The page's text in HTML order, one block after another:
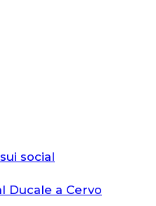
social
Ducale a Cervo